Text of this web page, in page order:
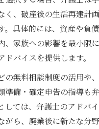
く、破産後の生活再建計
具体的には、資産や負債
、家族への影響を最小限
バイスを提供します。
の無料相談制度の活用や
準備・確定申告の指導も
しては、弁護士のアドバ
がら、廃業後に新たな分